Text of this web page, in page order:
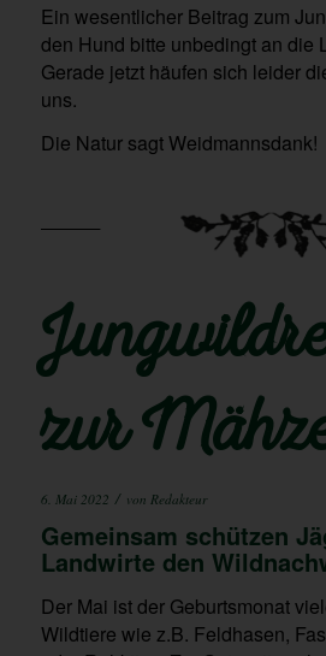
Ein wesentlicher Beitrag zum
den Hund bitte unbedingt an die
Gerade jetzt häufen sich leider
uns.
Die Natur sagt Weidmannsdank!
zur
6. Mai 2022 / von Redakteur
Gemeinsam schützen
Landwirte den
Der Mai ist der Geburtsmonat
Wildtiere wie z.B. Feldhasen,